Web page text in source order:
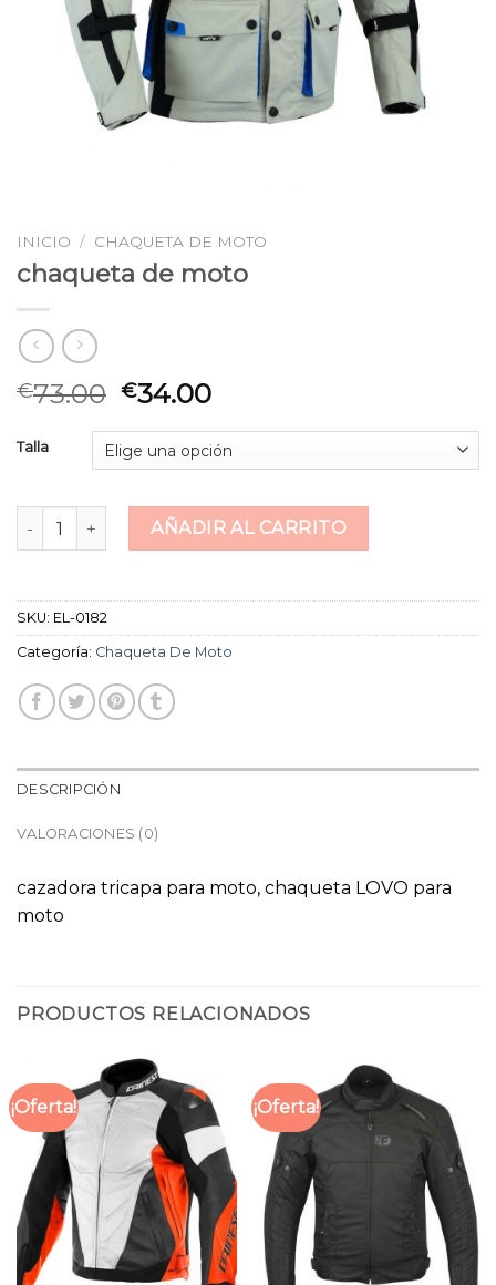
INICIO / CHAQUETA DE MOTO
chaqueta de moto
€73.00 €34.00
Talla
chaqueta de moto cantidadAÑADIR AL CARRITO
SKU: EL-0182
Categoría: Chaqueta De Moto
DESCRIPCIÓN
VALORACIONES (0)
cazadora tricapa para moto, chaqueta LOVO para
moto
PRODUCTOS RELACIONADOS
¡Oferta! ¡Oferta!